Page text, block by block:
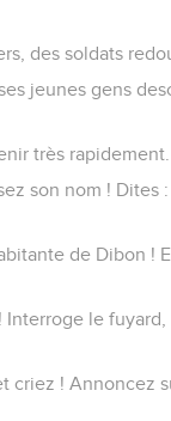
des soldats
jeunes gens
très rapidement.
son nom ! Dites
de Dibon !
le
criez ! Annoncez